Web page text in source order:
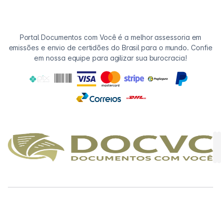
Portal Documentos com Você é a melhor assessoria em
emissões e envio de certidões do Brasil para o mundo. Confie
em nossa equipe para agilizar sua burocracia!